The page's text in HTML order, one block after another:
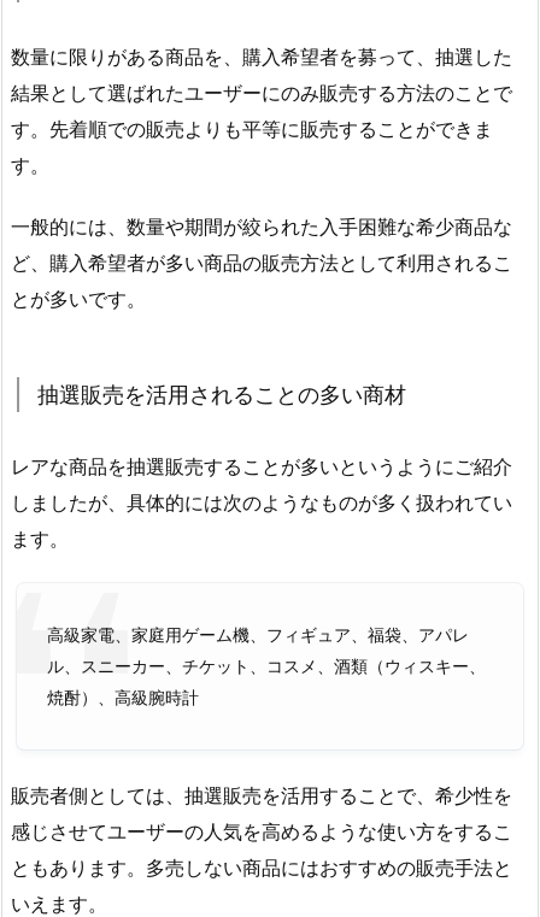
数量に限りがある商品を、購入希望者を募って、抽選した
結果として選ばれたユーザーにのみ販売する方法のことで
す。先着順での販売よりも平等に販売することができま
す。
一般的には、数量や期間が絞られた入手困難な希少商品な
ど、購入希望者が多い商品の販売方法として利用されるこ
とが多いです。
抽選販売を活用されることの多い商材
レアな商品を抽選販売することが多いというようにご紹介
しましたが、具体的には次のようなものが多く扱われてい
ます。
高級家電、家庭用ゲーム機、フィギュア、福袋、アパレ
ル、スニーカー、チケット、コスメ、酒類（ウィスキー、
焼酎）、高級腕時計
販売者側としては、抽選販売を活用することで、希少性を
感じさせてユーザーの人気を高めるような使い方をするこ
ともあります。多売しない商品にはおすすめの販売手法と
いえます。